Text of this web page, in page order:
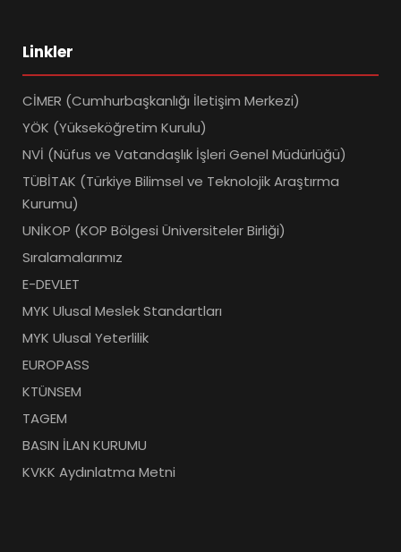
Linkler
CİMER (Cumhurbaşkanlığı İletişim Merkezi)
YÖK (Yükseköğretim Kurulu)
NVİ (Nüfus ve Vatandaşlık İşleri Genel Müdürlüğü)
TÜBİTAK (Türkiye Bilimsel ve Teknolojik Araştırma
Kurumu)
UNİKOP (KOP Bölgesi Üniversiteler Birliği)
Sıralamalarımız
E-DEVLET
MYK Ulusal Meslek Standartları
MYK Ulusal Yeterlilik
EUROPASS
KTÜNSEM
TAGEM
BASIN İLAN KURUMU
KVKK Aydınlatma Metni